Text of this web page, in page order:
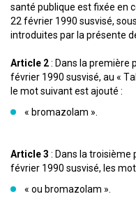
santé publique est fixée en
22 février 1990 susvisé,
introduites par la présente
Article 2: Dans la première
février 1990 susvisé, au «
le mot suivant est ajouté :
« bromazolam ».
Article 3 : Dans la troisième
février 1990 susvisé, les
« ou bromazolam ».